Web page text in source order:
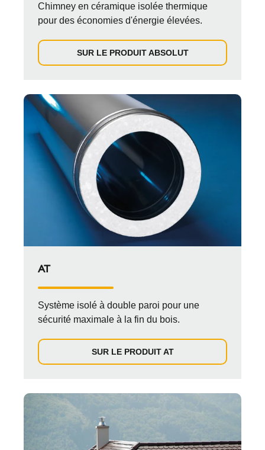
Chimney en céramique isolée thermique
pour des économies d'énergie élevées.
SUR LE PRODUIT ABSOLUT
AT
Système isolé à double paroi pour une
sécurité maximale à la fin du bois.
SUR LE PRODUIT AT